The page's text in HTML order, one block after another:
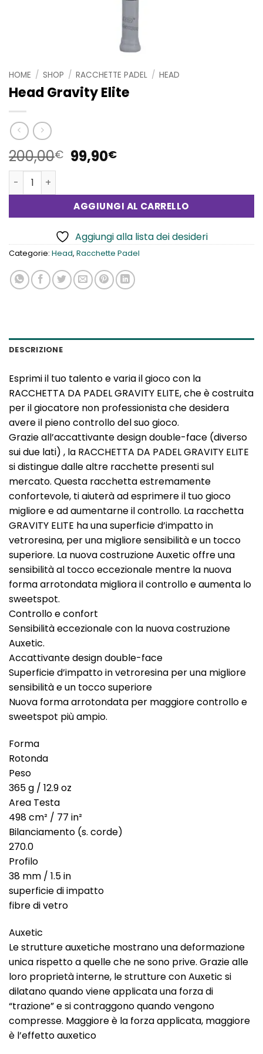
HOME / SHOP / RACCHETTE PADEL / HEAD
Head Gravity Elite
200,00€ Il
era:
200,00€.
99,90€Il
è:
99,90€.
Head Gravity Elite quantità
AGGIUNGI AL CARRELLO
Aggiungi alla lista dei desideri
Categorie: Head, Racchette Padel
DESCRIZIONE
Esprimi il tuo talento e varia il gioco con la
RACCHETTA DA PADEL GRAVITY ELITE, che è costruita
per il giocatore non professionista che desidera
avere il pieno controllo del suo gioco.
Grazie all’accattivante design double-face (diverso
sui due lati) , la RACCHETTA DA PADEL GRAVITY ELITE
si distingue dalle altre racchette presenti sul
mercato. Questa racchetta estremamente
confortevole, ti aiuterà ad esprimere il tuo gioco
migliore e ad aumentarne il controllo. La racchetta
GRAVITY ELITE ha una superficie d’impatto in
vetroresina, per una migliore sensibilità e un tocco
superiore. La nuova costruzione Auxetic offre una
sensibilità al tocco eccezionale mentre la nuova
forma arrotondata migliora il controllo e aumenta lo
sweetspot.
Controllo e confort
Sensibilità eccezionale con la nuova costruzione
Auxetic.
Accattivante design double-face
Superficie d’impatto in vetroresina per una migliore
sensibilità e un tocco superiore
Nuova forma arrotondata per maggiore controllo e
sweetspot più ampio.
Forma
Rotonda
Peso
365 g / 12.9 oz
Area Testa
498 cm² / 77 in²
Bilanciamento (s. corde)
270.0
Profilo
38 mm / 1.5 in
superficie di impatto
fibre di vetro
Auxetic
Le strutture auxetiche mostrano una deformazione
unica rispetto a quelle che ne sono prive. Grazie alle
loro proprietà interne, le strutture con Auxetic si
dilatano quando viene applicata una forza di
“trazione” e si contraggono quando vengono
compresse. Maggiore è la forza applicata, maggiore
è l’effetto auxetico